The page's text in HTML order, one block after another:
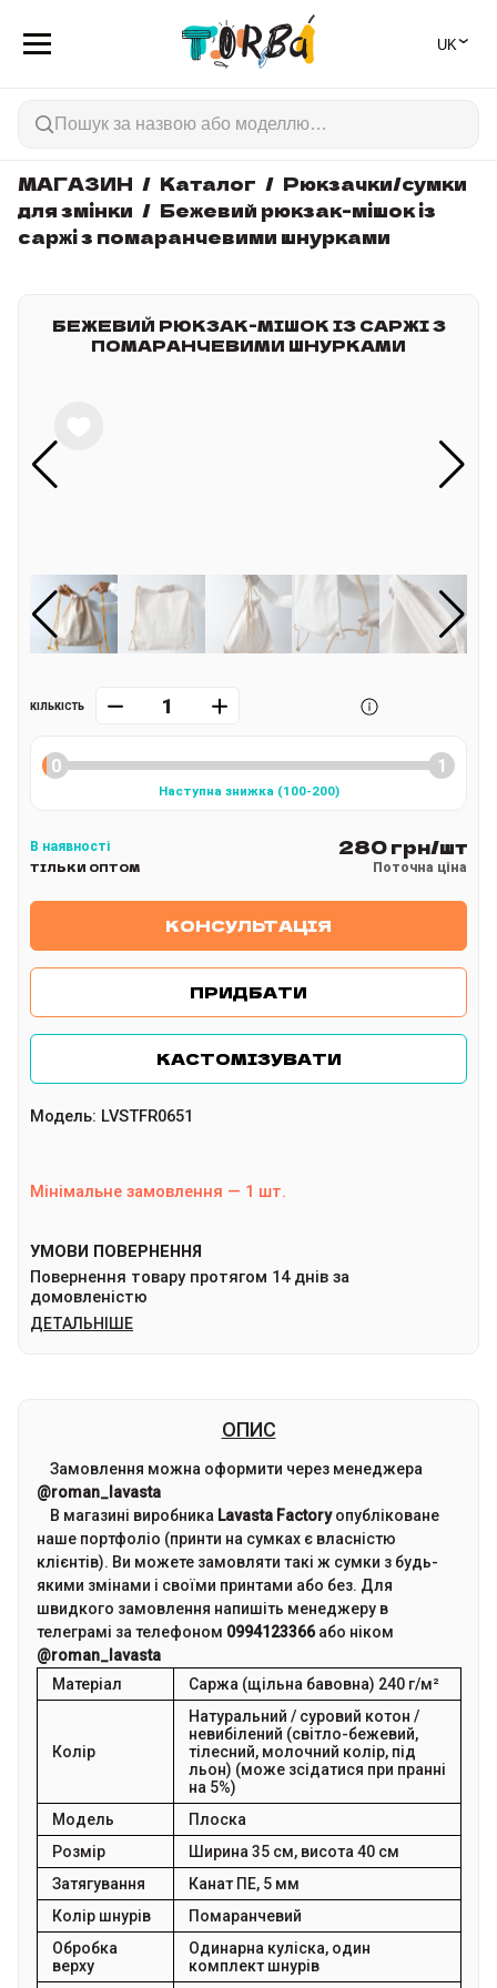
🇺🇦
⌄
МАГАЗИН Каталог
Рюкзачки/сумки
для змінки
Бежевий рюкзак-мішок із
саржі з помаранчевими шнурками
БЕЖЕВИЙ РЮКЗАК-МІШОК ІЗ САРЖІ З
ПОМАРАНЧЕВИМИ ШНУРКАМИ
Модель: LVSTFR0651
Мінімальне замовлення — 1 шт.
УМОВИ ПОВЕРНЕННЯ
Повернення товару протягом 14 днів за
домовленістю
ДЕТАЛЬНІШЕ
КІЛЬКІСТЬ
Наступна знижка (100-200)
В наявності 280 грн/шт
ТІЛЬКИ ОПТОМ Поточна ціна
КОНСУЛЬТАЦІЯ
ПРИДБАТИ
КАСТОМІЗУВАТИ
ОПИС
Замовлення можна оформити через менеджера
@roman_lavasta
В магазині виробника Lavasta Factoryопубліковане
наше портфоліо (принти на сумках є власністю
клієнтів). Ви можете замовляти такі ж сумки з будь-
якими змінами і своїми принтами або без. Для
швидкого замовлення напишіть менеджеру в
телеграмі за телефоном 0994123366або ніком
@roman_lavasta
Матеріал
Саржа (щільна бавовна) 240 г/м²
Колір
Натуральний / суровий котон /
невибілений (світло-бежевий,
тілесний, молочний колір, під
льон) (може зсідатися при пранні
на 5%)
Модель
Плоска
Розмір
Ширина 35 см, висота 40 см
Затягування
Канат ПЕ, 5 мм
Колір шнурів
Помаранчевий
Обробка
верху
Одинарна куліска, один
комплект шнурів